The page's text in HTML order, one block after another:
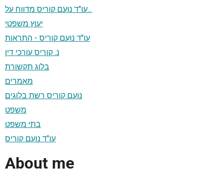
עו"ד נועם קוריס מדווח על...
יעוץ משפטי
עו"ד נועם קוריס - התראות
נ. קוריס עורכי דין
בלוג תקשורת
מאמרים
נועם קוריס רשת בלוגים
משפט
בתי משפט
עו"ד נועם קוריס
About me